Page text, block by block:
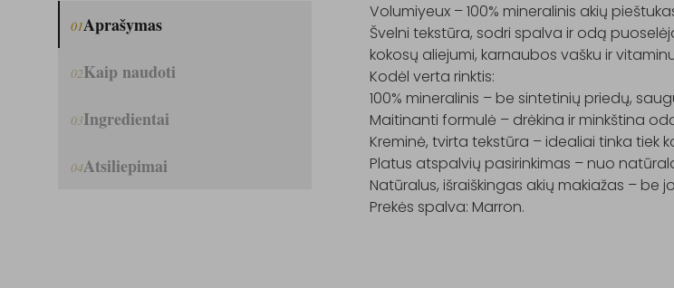
01Aprašymas
02Kaip naudoti
03Ingredientai
04Atsiliepimai
Volumiyeux – 100% mineralinis akių
Švelni tekstūra, sodri spalva ir odą
kokosų aliejumi, karnaubos vašku ir
Kodėl verta rinktis:
100% mineralinis – be sintetinių priedų,
Maitinanti formulė – drėkina ir minkština
Kreminė, tvirta tekstūra – idealiai tinka tiek
Platus atspalvių pasirinkimas – nuo
Natūralus, išraiškingas akių makiažas – be
Prekės spalva: Marron.